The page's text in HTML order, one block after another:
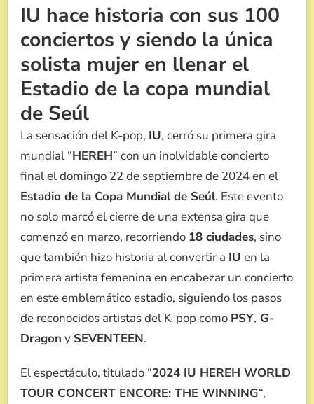
SU
MUNDIAL
100
CONCIERTOS
IU hace historia con sus 100
conciertos y siendo la única
solista mujer en llenar el
Estadio de la copa mundial
de Seúl
La sensación del K-pop, IU, cerró su primera gira
mundial “HEREH” con un inolvidable concierto
final el domingo 22 de septiembre de 2024 en el
Estadio de la Copa Mundial de Seúl. Este evento
no solo marcó el cierre de una extensa gira que
comenzó en marzo, recorriendo 18 ciudades, sino
que también hizo historia al convertir a IU en la
primera artista femenina en encabezar un concierto
en este emblemático estadio, siguiendo los pasos
de reconocidos artistas del K-pop como PSY, G-
Dragon y SEVENTEEN.
El espectáculo, titulado “2024 IU HEREH WORLD
TOUR CONCERT ENCORE: THE WINNING“,